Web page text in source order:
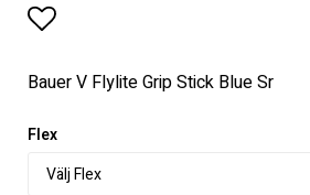
Lägg till i favoritlistan
Bauer V Flylite Grip Stick Blue Sr
Flex